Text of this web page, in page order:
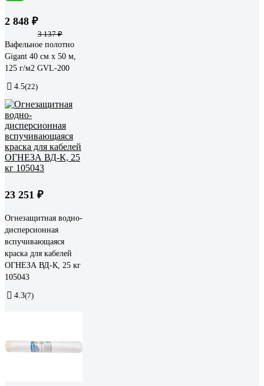
2 848 ₽
3 137 ₽
Вафельное полотно
Gigant 40 см х 50 м,
125 г/м2 GVL-200
4.5(22)
23 251 ₽
Огнезащитная водно-
дисперсионная
вспучивающаяся
краска для кабелей
ОГНЕЗА ВД-К, 25 кг
105043
4.3(7)